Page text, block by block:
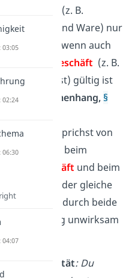
(z. B.
von Geld und Ware) nur
sein soll, wenn auch
(z. B.
selbst) gültig ist
§
: Du sprichst von
wenn beim
und beim
der gleiche
und dadurch beide
gleichzeitig unwirksam
Fehleridentität: Du
03:05
04:07